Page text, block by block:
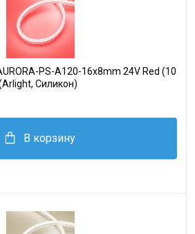
PS-A120-16x8mm 24V Red (10
Силикон)
В корзину